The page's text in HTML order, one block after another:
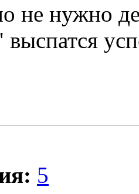
не нужно
5